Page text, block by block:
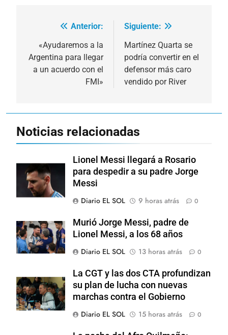
Navegación
de
entradas
Anterior:
«Ayudaremos a la
Argentina para llegar
a un acuerdo con el
FMI»
Siguiente:
Martínez Quarta se
podría convertir en el
defensor más caro
vendido por River
Noticias relacionadas
Lionel Messi llegará a Rosario
para despedir a su padre Jorge
Messi
Diario EL SOL
9 horas atrás 0
Murió Jorge Messi, padre de
Lionel Messi, a los 68 años
Diario EL SOL
13 horas atrás 0
La CGT y las dos CTA profundizan
su plan de lucha con nuevas
marchas contra el Gobierno
Diario EL SOL
15 horas atrás 0